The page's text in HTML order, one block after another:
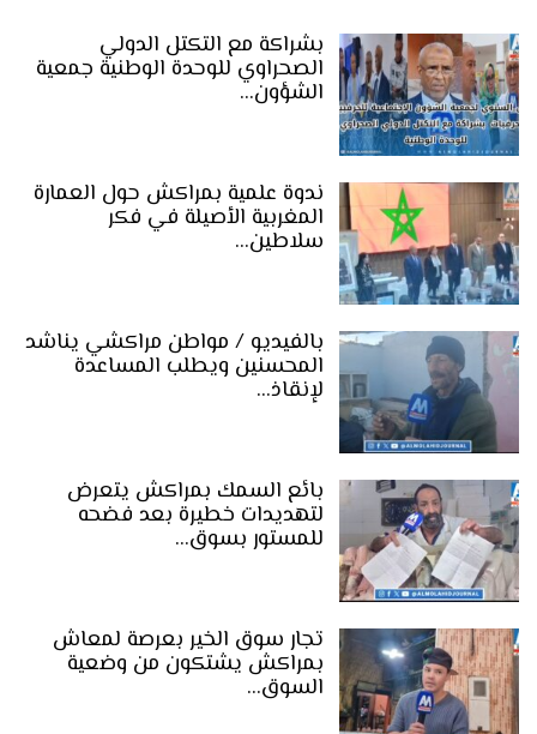
بشراكة مع التكتل الدولي
الصحراوي للوحدة الوطنية جمعية
الشؤون…
ندوة علمية بمراكش حول العمارة
المغربية الأصيلة في فكر
سلاطين…
بالفيديو / مواطن مراكشي يناشد
المحسنين ويطلب المساعدة
لإنقاذ…
بائع السمك بمراكش يتعرض
لتهديدات خطيرة بعد فضحه
للمستور بسوق…
تجار سوق الخير بعرصة لمعاش
بمراكش يشتكون من وضعية
السوق…